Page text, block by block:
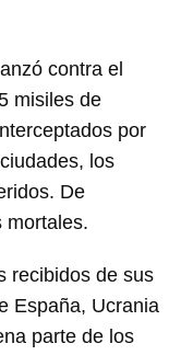
contra el
misiles de
por
los
De
mortales.
recibidos de sus
España, Ucrania
parte de los